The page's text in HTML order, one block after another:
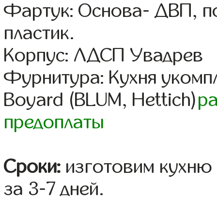
Фартук: Основа- ДВП,
пластик.
Корпус: ЛДСП Увадрев
Фурнитура: Кухня
Boyard (BLUM, Hettich)
предоплаты
Сроки: изготовим
за 3-7 дней.